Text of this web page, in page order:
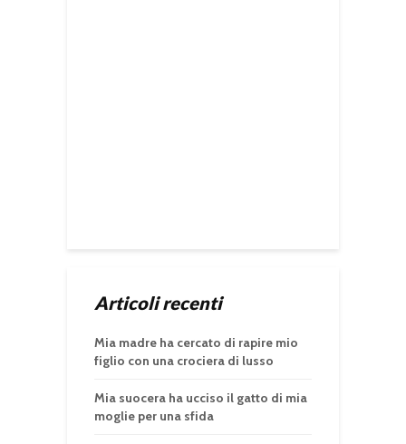
Articoli recenti
Mia madre ha cercato di rapire mio
figlio con una crociera di lusso
Mia suocera ha ucciso il gatto di mia
moglie per una sfida